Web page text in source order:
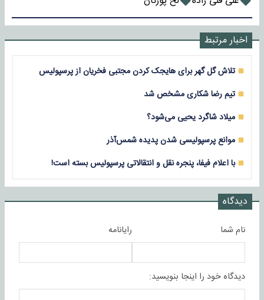
اخبار مرتبط
تلاش گل گهر برای هایجک کردن مجتبی فخریان از پرسپولیس
تیم رضا شکاری مشخص شد
میلاد شاگرد یحیی می‌شود؟
موانع پرسپولیسی شدن پدیده شمس‌آذر
با اعلام فیفا، پنجره نقل و انتقالاتی پرسپولیس بسته است!
دیدگاه
نام شما رایانامه
دیدگاه خود را اینجا بنویسید: